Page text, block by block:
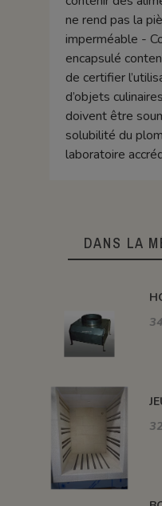
ne rend pas la
imperméable -
encapsulé
de certifier
d’objets
doivent être
solubilité du
laboratoire
DANS LA